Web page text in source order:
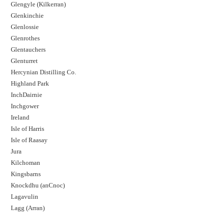
Glengyle (Kilkerran)
Glenkinchie
Glenlossie
Glenrothes
Glentauchers
Glenturret
Hercynian Distilling Co.
Highland Park
InchDairnie
Inchgower
Ireland
Isle of Harris
Isle of Raasay
Jura
Kilchoman
Kingsbarns
Knockdhu (anCnoc)
Lagavulin
Lagg (Arran)